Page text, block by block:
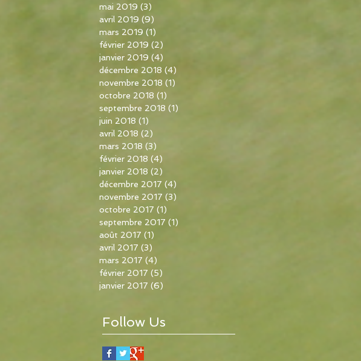
mai 2019 (3)
avril 2019 (9)
mars 2019 (1)
février 2019 (2)
janvier 2019 (4)
décembre 2018 (4)
novembre 2018 (1)
octobre 2018 (1)
septembre 2018 (1)
juin 2018 (1)
avril 2018 (2)
mars 2018 (3)
février 2018 (4)
janvier 2018 (2)
décembre 2017 (4)
novembre 2017 (3)
octobre 2017 (1)
septembre 2017 (1)
août 2017 (1)
avril 2017 (3)
mars 2017 (4)
février 2017 (5)
janvier 2017 (6)
Follow Us